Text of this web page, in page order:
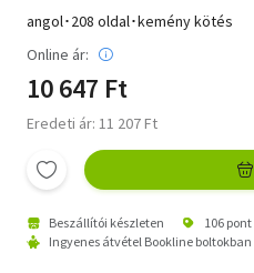
angol･208 oldal･kemény kötés
Online ár:
10 647 Ft
Eredeti ár: 11 207 Ft
Beszállítói készleten 106 pont
Ingyenes átvétel Bookline boltokban